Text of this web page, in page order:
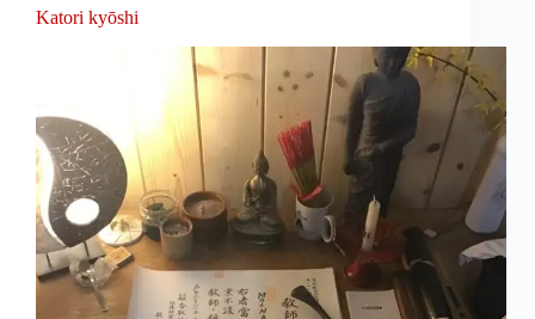
Katori kyōshi